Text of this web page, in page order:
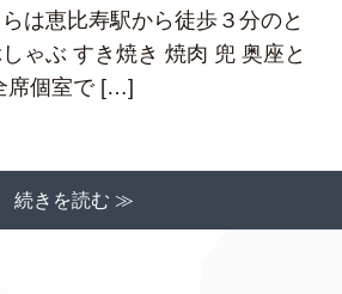
は恵比寿駅から徒歩３分のと
ゃぶ すき焼き 焼肉 兜 奥座と
席個室で […]
続きを読む ≫